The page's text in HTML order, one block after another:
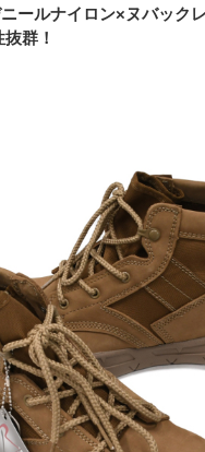
ールナイロン×ヌバック
群！